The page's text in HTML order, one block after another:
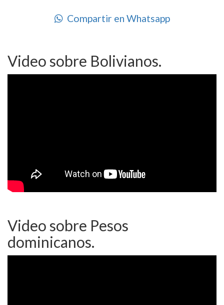
Compartir en Whatsapp
Video sobre Bolivianos.
Video sobre Pesos
dominicanos.